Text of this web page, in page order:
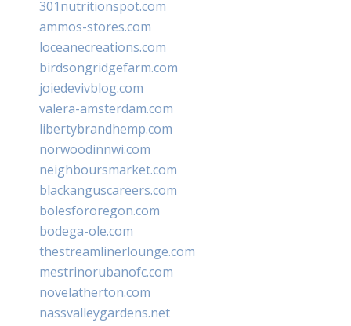
301nutritionspot.com
ammos-stores.com
loceanecreations.com
birdsongridgefarm.com
joiedevivblog.com
valera-amsterdam.com
libertybrandhemp.com
norwoodinnwi.com
neighboursmarket.com
blackanguscareers.com
bolesfororegon.com
bodega-ole.com
thestreamlinerlounge.com
mestrinorubanofc.com
novelatherton.com
nassvalleygardens.net